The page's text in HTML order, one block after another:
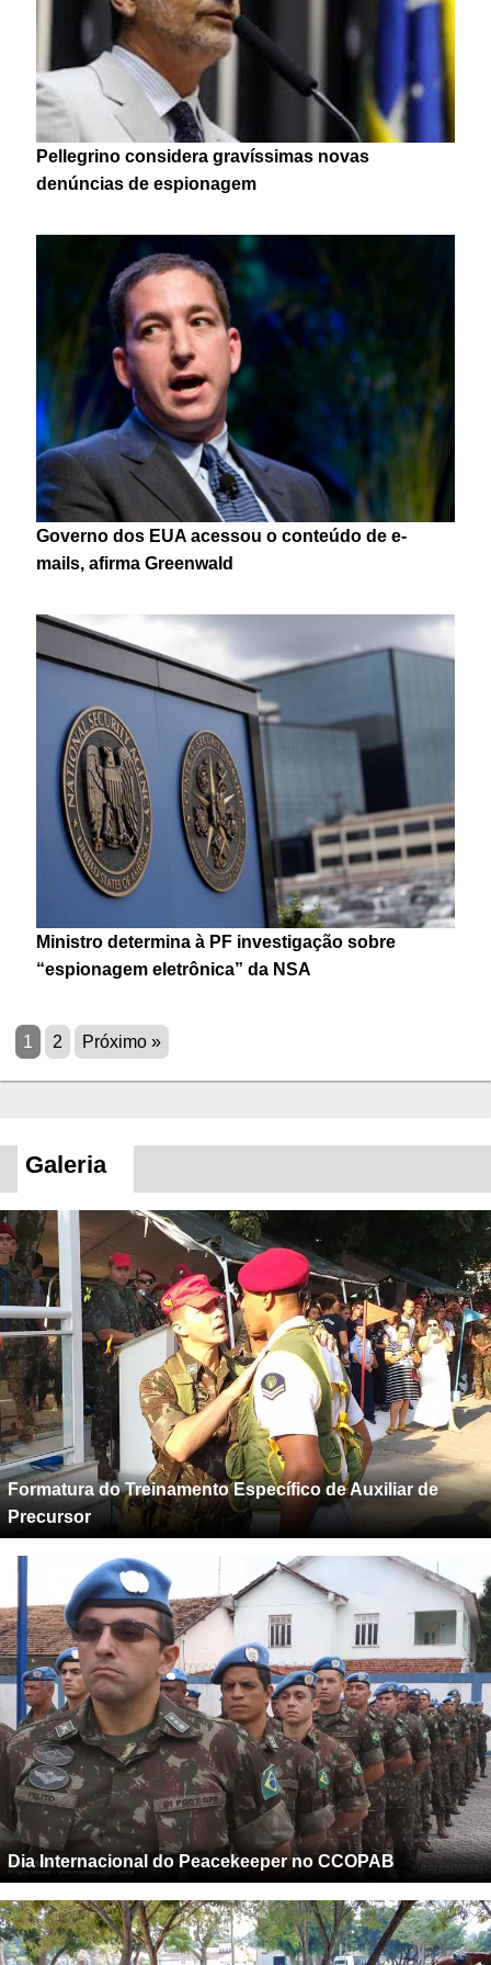
Pellegrino considera gravíssimas novas
denúncias de espionagem
Governo dos EUA acessou o conteúdo de e-
mails, afirma Greenwald
Ministro determina à PF investigação sobre
“espionagem eletrônica” da NSA
1 2 Próximo »
Galeria
Formatura do Treinamento Específico de Auxiliar de
Precursor
Dia Internacional do Peacekeeper no CCOPAB